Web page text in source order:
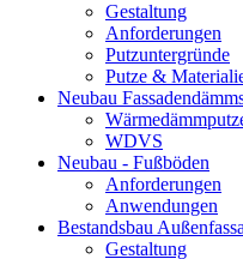
Gestaltung
Anforderungen
Putzuntergründe
Putze &
Neubau
WDVS
Neubau - Fußböden
Anforderungen
Anwendungen
Bestandsbau
Gestaltung